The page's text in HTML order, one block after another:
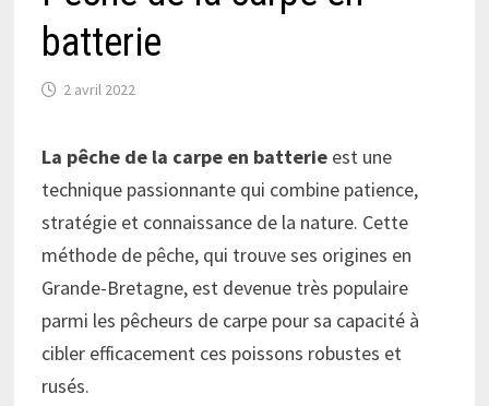
batterie
2 avril 2022
La pêche de la carpe en batterieest une
technique passionnante qui combine patience,
stratégie et connaissance de la nature. Cette
méthode de pêche, qui trouve ses origines en
Grande-Bretagne, est devenue très populaire
parmi les pêcheurs de carpe pour sa capacité à
cibler efficacement ces poissons robustes et
rusés.